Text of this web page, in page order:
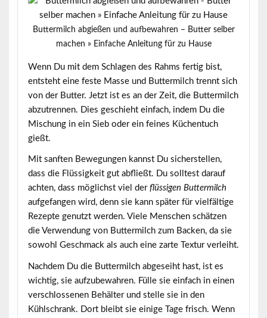
Buttermilch abgießen und aufbewahren – Butter selber
machen » Einfache Anleitung für zu Hause
Wenn Du mit dem Schlagen des Rahms fertig bist,
entsteht eine feste Masse und Buttermilchtrennt sich
von der Butter. Jetzt ist es an der Zeit, die Buttermilch
abzutrennen. Dies geschieht einfach, indem Du die
Mischung in ein Sieb oder ein feines Küchentuch
gießt.
Mit sanften Bewegungen kannst Du sicherstellen,
dass die Flüssigkeit gut abfließt. Du solltest darauf
achten, dass möglichst viel der flüssigen Buttermilch
aufgefangen wird, denn sie kann später für vielfältige
Rezepte genutzt werden. Viele Menschen schätzen
die Verwendung von Buttermilch zum Backen, da sie
sowohl Geschmack als auch eine zarte Textur verleiht.
Nachdem Du die Buttermilch abgeseiht hast, ist es
wichtig, sie aufzubewahren. Fülle sie einfach in einen
verschlossenen Behälter und stelle sie in den
Kühlschrank. Dort bleibt sie einige Tage frisch. Wenn